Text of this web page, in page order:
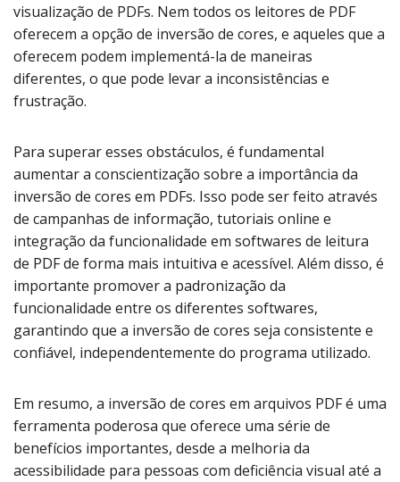
visualização de PDFs. Nem todos os leitores de PDF
oferecem a opção de inversão de cores, e aqueles que a
oferecem podem implementá-la de maneiras
diferentes, o que pode levar a inconsistências e
frustração.
Para superar esses obstáculos, é fundamental
aumentar a conscientização sobre a importância da
inversão de cores em PDFs. Isso pode ser feito através
de campanhas de informação, tutoriais online e
integração da funcionalidade em softwares de leitura
de PDF de forma mais intuitiva e acessível. Além disso, é
importante promover a padronização da
funcionalidade entre os diferentes softwares,
garantindo que a inversão de cores seja consistente e
confiável, independentemente do programa utilizado.
Em resumo, a inversão de cores em arquivos PDF é uma
ferramenta poderosa que oferece uma série de
benefícios importantes, desde a melhoria da
acessibilidade para pessoas com deficiência visual até a